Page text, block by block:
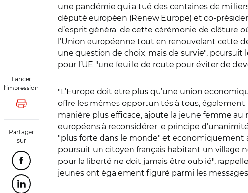
Lancer
l'impression
Lancer l'impression
Partager
sur
Partager cette page sur Facebook
Partager cette page sur Linkedin
une pandémie qui a tué des centaines de
député européen (Renew Europe) et co-
d’esprit général de cette cérémonie de clôture
l’Union européenne tout en renouvelant cette
une question de choix, mais de survie",
pour l’UE "une feuille de route pour éviter de
"L’Europe doit être plus qu’une union
offre les mêmes opportunités à tous, également
manière plus efficace, ajoute la jeune femme
européens à reconsidérer le principe
"plus forte dans le monde" et économiquement
poursuit un citoyen français habitant un village
pour la liberté ne doit jamais être oublié",
jeunes ont également figuré parmi les